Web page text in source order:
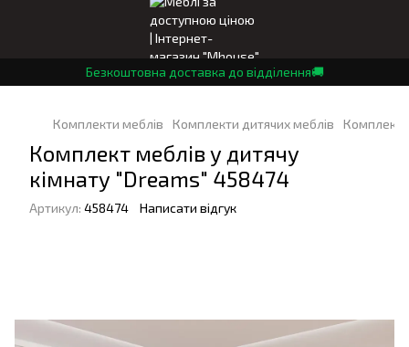
Безкоштовна доставка до відділення🚚
Комплекти меблів Комплекти дитячих меблів Комплект
Комплект меблів у дитячу
кімнату "Dreams" 458474
Артикул: 458474 Написати відгук